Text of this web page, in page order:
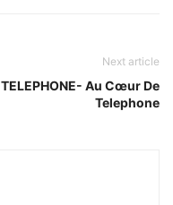
Next article
TELEPHONE- Au Cœur De
Telephone